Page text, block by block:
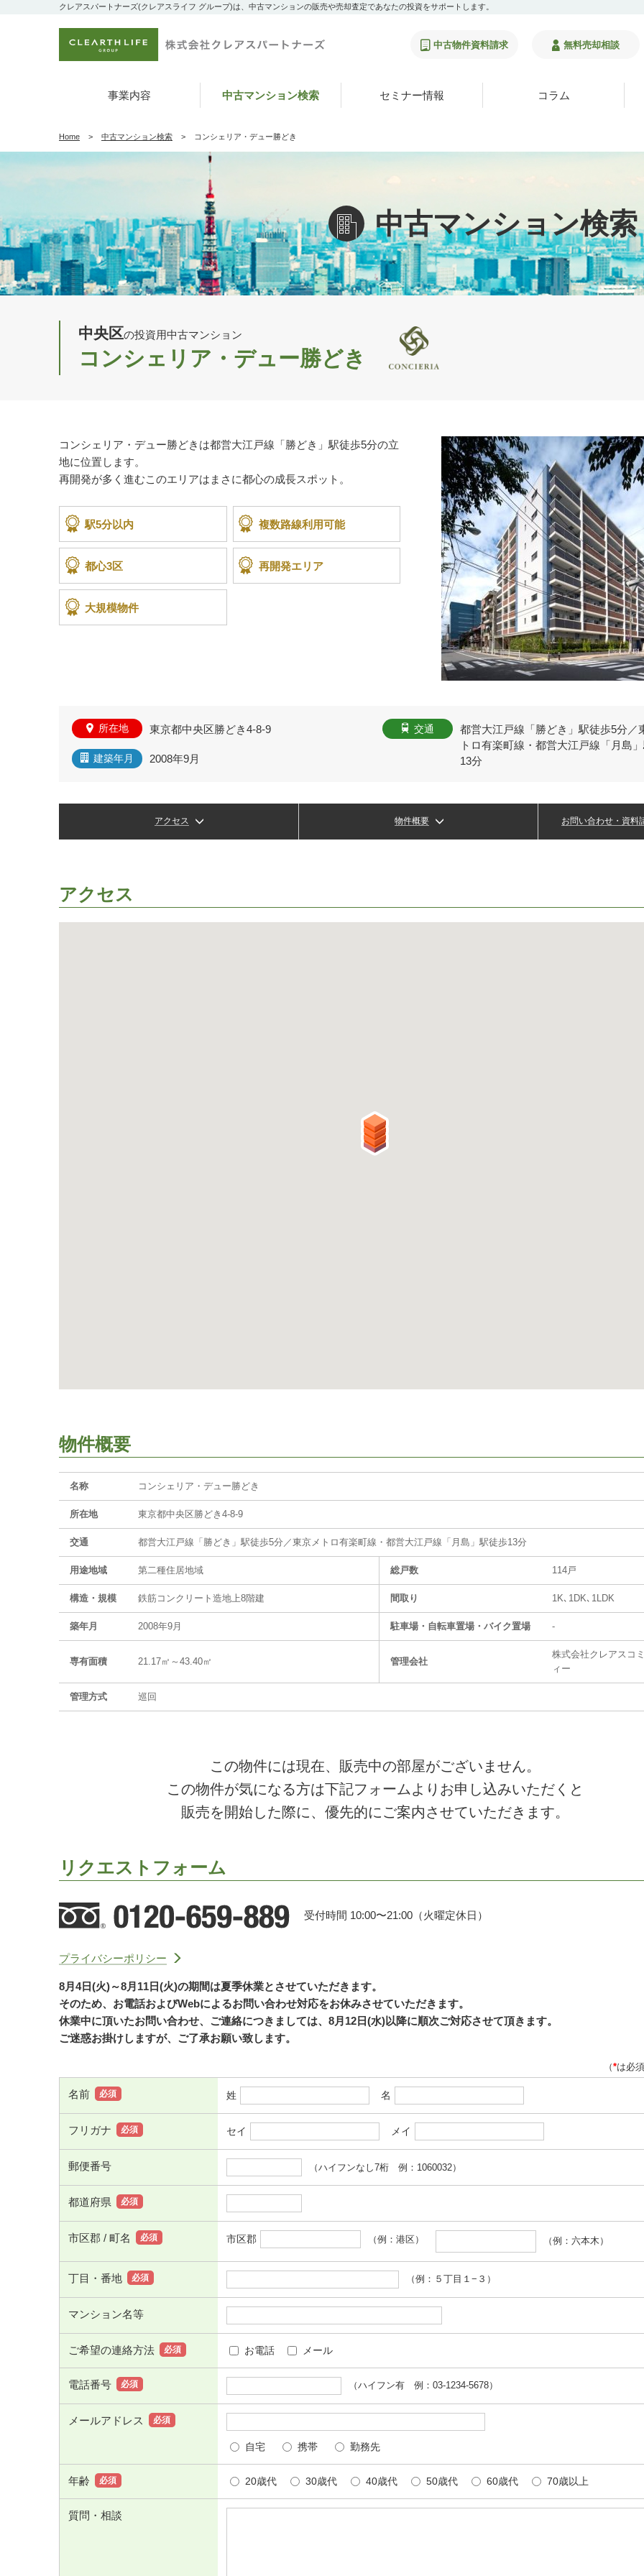
クレアスパートナーズ(クレアスライフ グループ)は、中古マンションの販売や売却査定であなたの投資をサポートします。
中古物件資料請求 無料売却相談
事業内容 中古マンション検索 セミナー情報 コラム
Home 中古マンション検索 コンシェリア・デュー勝どき
中古マンション検索
中央区の投資用中古マンション
コンシェリア・デュー勝どき
コンシェリア・デュー勝どきは都営大江戸線「勝どき」駅徒歩5分の立
地に位置します。
再開発が多く進むこのエリアはまさに都心の成長スポット。
駅5分以内 複数路線利用可能
都心3区 再開発エリア
大規模物件
所在地 東京都中央区勝どき4-8-9
建築年月 2008年9月
交通
都営大江戸線「勝どき」駅徒歩5分／
トロ有楽町線・都営大江戸線「月島
13分
アクセス 物件概要 お問い合わせ・資料
アクセス
物件概要
名称 コンシェリア・デュー勝どき
所在地 東京都中央区勝どき4-8-9
交通 都営大江戸線「勝どき」駅徒歩5分／東京メトロ有楽町線・都営大江戸線「月島」駅徒歩13分
用途地域 第二種住居地域 総戸数 114戸
構造・規模 鉄筋コンクリート造地上8階建 間取り 1K､1DK､1LDK
築年月 2008年9月 駐⾞場・⾃転⾞置場・バイク置場 -
専有面積 21.17㎡～43.40㎡ 管理会社
株式会社クレアスコ
ィー
管理方式 巡回
この物件には現在、販売中の部屋がございません。
この物件が気になる方は下記フォームよりお申し込みいただくと
販売を開始した際に、優先的にご案内させていただきます。
リクエストフォーム
受付時間 10:00〜21:00（火曜定休日）
プライバシーポリシー
8月4日(火)～8月11日(火)の期間は夏季休業とさせていただきます。
そのため、お電話およびWebによるお問い合わせ対応をお休みさせていただきます。
休業中に頂いたお問い合わせ、ご連絡につきましては、8月12日(水)以降に順次ご対応させて頂きます。
ご迷惑お掛けしますが、ご了承お願い致します。